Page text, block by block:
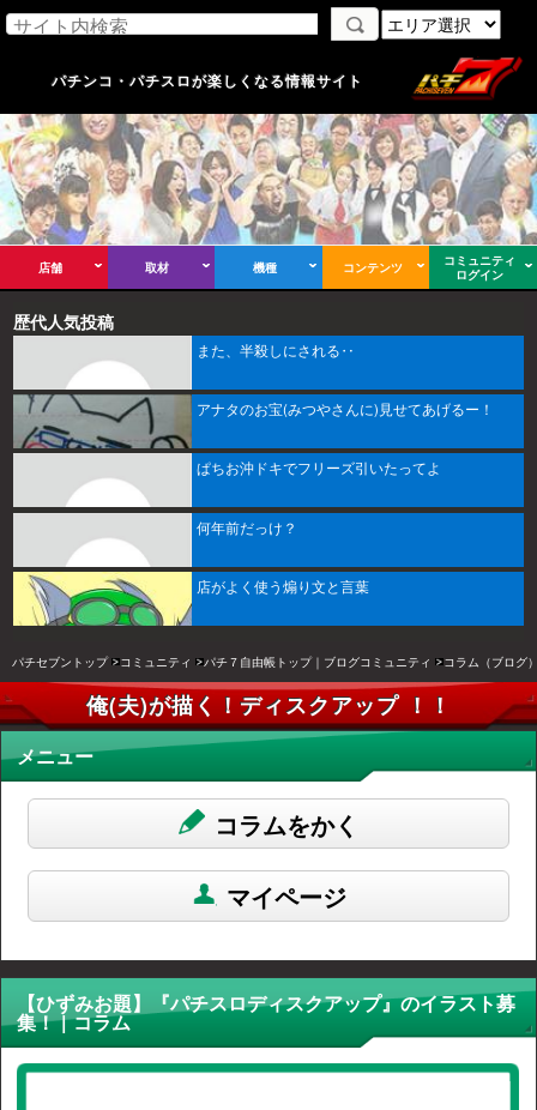
パチンコ・パチスロが楽しくなる情報サイト
店舗 取材 機種 コンテンツ
コミュニティ
ログイン
歴代人気投稿
また、半殺しにされる‥
アナタのお宝(みつやさんに)見せてあげるー！
ぱちお沖ドキでフリーズ引いたってよ
何年前だっけ？
店がよく使う煽り文と言葉
パチセブントップ コミュニティ パチ７自由帳トップ｜ブログコミュニティ コラム（ブログ
俺(夫)が描く！ディスクアップ ！！
メニュー
コラムをかく
マイページ
【ひずみお題】『パチスロディスクアップ』のイラスト募
集！ | コラム